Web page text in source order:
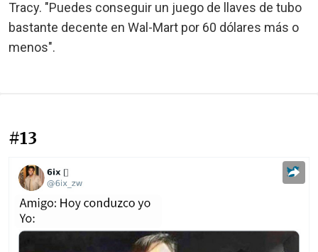
Tracy. "Puedes conseguir un juego de llaves de tubo
bastante decente en Wal-Mart por 60 dólares más o
menos".
#13